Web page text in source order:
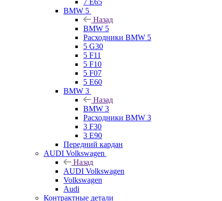
7 E65
BMW 5
Назад
BMW 5
Расходники BMW 5
5 G30
5 F11
5 F10
5 F07
5 E60
BMW 3
Назад
BMW 3
Расходники BMW 3
3 F30
3 E90
Передний кардан
AUDI Volkswagen
Назад
AUDI Volkswagen
Volkswagen
Audi
Контрактные детали